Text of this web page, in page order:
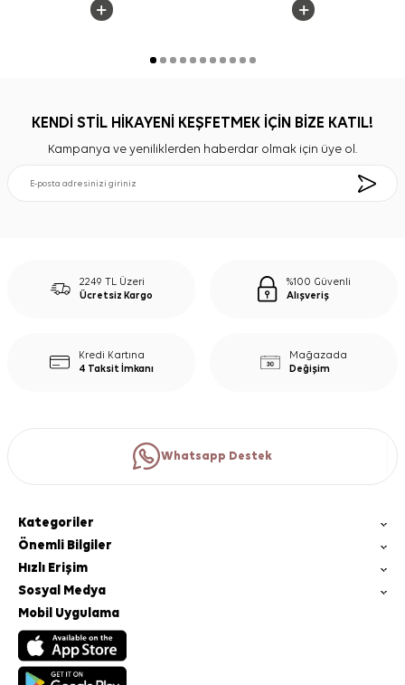
KENDİ STİL HİKAYENİ KEŞFETMEK İÇİN BİZE KATIL!
Kampanya ve yeniliklerden haberdar olmak için üye ol.
2249 TL Üzeri
Ücretsiz Kargo
%100 Güvenli
Alışveriş
Kredi Kartına
4 Taksit İmkanı
Mağazada
Değişim
Whatsapp Destek
Kategoriler
Önemli Bilgiler
Hızlı Erişim
Sosyal Medya
Mobil Uygulama